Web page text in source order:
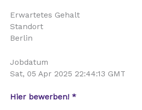
Erwartetes Gehalt
Standort
Berlin
Jobdatum
Sat, 05 Apr 2025 22:44:13 GMT
Hier bewerben! *